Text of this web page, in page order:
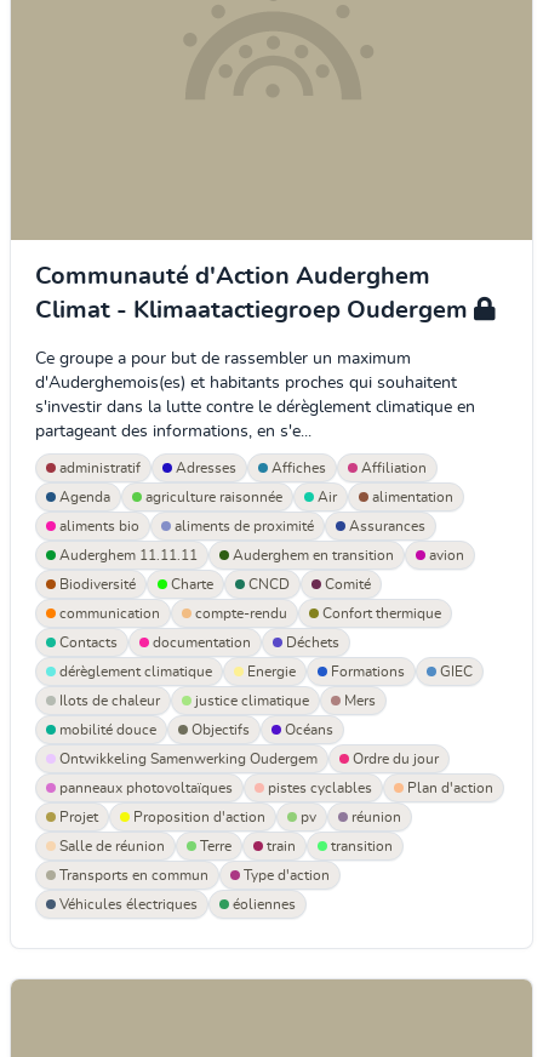
Communauté d'Action Auderghem
Climat - Klimaatactiegroep Oudergem
Ce groupe a pour but de rassembler un maximum
d'Auderghemois(es) et habitants proches qui souhaitent
s'investir dans la lutte contre le dérèglement climatique en
partageant des informations, en s'e...
administratif Adresses Affiches
Affiliation
Agenda
agriculture raisonnée Air
alimentation
aliments bio
aliments de proximité
Assurances
Auderghem 11.11.11
Auderghem en transition
avion
Biodiversité
Charte CNCD
Comité
communication
compte-rendu
Confort thermique
Contacts
documentation
Déchets
dérèglement climatique
Energie Formations
GIEC
Ilots de chaleur
justice climatique
Mers
mobilité douce
Objectifs
Océans
Ontwikkeling Samenwerking Oudergem
Ordre du jour
panneaux photovoltaïques
pistes cyclables
Plan d'action
Projet
Proposition d'action pv
réunion
Salle de réunion
Terre train
transition
Transports en commun
Type d'action
Véhicules électriques
éoliennes